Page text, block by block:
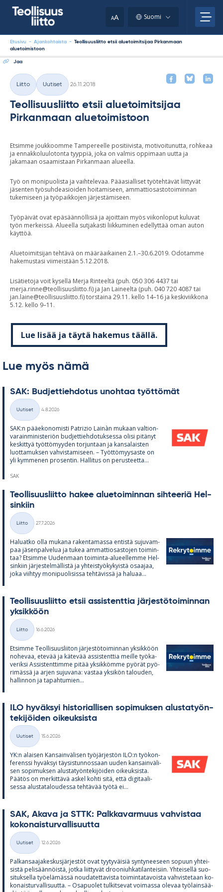
AA Suomi
Etusivu - Ajankohtaista - Teollisuusliitto etsii aluetoimitsijaa Pirkanmaan
aluetoimistoon
Jaa
Kategoriat
Liitto Uutiset
26.11.2018
Teollisuusliitto etsii aluetoimitsijaa
Pirkanmaan aluetoimistoon
Etsimme joukkoomme Tampereelle positiivista, motivoitunutta, rohkeaa
ja ennakkoluulotonta tyyppiä, joka on valmis oppimaan uutta ja
jakamaan osaamistaan Pirkanmaan alueella.
Työ on monipuolista ja vaihtelevaa. Pääasialliset työtehtävät liittyvät
jäsenten työsuhdeasioiden hoitamiseen, ammattiosastotoiminnan
tukemiseen ja työpaikkojen järjestämiseen.
Työpäivät ovat epäsäännöllisiä ja ajoittain myös viikonloput kuluvat
työn merkeissä. Alueella sutjakasti liikkuminen edellyttää oman auton
käyttöä.
Aluetoimitsijan tehtävä on määräaikainen 2.1.–30.6.2019. Odotamme
hakemustasi viimeistään 5.12.2018.
Lisätietoja voit kysellä Merja Rinteeltä (puh. 050 306 4437 tai
merja.rinne@teollisuusliitto.fi) ja Jan Laineelta (puh. 040 720 4087 tai
jan.laine@teollisuusliitto.fi) torstaina 29.11. kello 14–16 ja keskiviikkona
5.12. kello 9–11.
Lue lisää ja täytä hakemus täällä.
Lue myös nämä
SAK: Bud­jet­tieh­do­tus unoh­taa työt­tö­mät
Kategoriat
Uutiset
4.8.2026
SAK:n pää­e­ko­no­misti Pat­rizio Lainàn mu­kaan val­tion­
va­rain­mi­nis­te­riön bud­jet­tieh­do­tuk­sessa olisi pi­tä­nyt
kes­kit­tyä työt­tö­myy­den tor­jun­taan ja kan­sa­lais­ten
luot­ta­muk­sen vah­vis­ta­mi­seen. – Työt­tö­myy­saste on
yli kym­me­nen pro­sen­tin. Hal­li­tus on pe­rus­teetta...
SAK
Teol­li­suus­liitto ha­kee alue­toi­min­nan sih­tee­riä Hel­
sin­kiin
Kategoriat
Liitto
27.7.2026
Ha­luatko olla mu­kana ra­ken­ta­massa en­tistä su­ju­vam­
paa jä­sen­pal­ve­lua ja tu­kea am­mat­tio­sas­to­jen toi­min­
taa? Et­simme Uu­den­maan toi­minta-alu­eel­lemme Hel­
sin­kiin jär­jes­tel­mäl­listä ja yh­teis­työ­ky­kyistä osaa­jaa,
joka viih­tyy mo­ni­puo­li­sissa teh­tä­vissä ja ha­luaa...
Teol­li­suus­liitto et­sii as­sis­tent­tia jär­jes­tö­toi­min­nan
yk­sik­köön
Kategoriat
Liitto
16.6.2026
Et­simme Teol­li­suus­lii­ton jär­jes­tö­toi­min­nan yk­sik­köön
no­he­vaa, ete­vää ja kä­te­vää as­sis­tent­tia meille työ­ka­
ve­riksi As­sis­tent­timme pi­tää yk­sik­kömme pyö­rät pyö­
ri­mässä ja ar­jen su­ju­vana: vas­taa yk­si­kön ta­lou­den,
hal­lin­non ja ta­pah­tu­mien...
ILO hy­väk­syi his­to­rial­li­sen so­pi­muk­sen alus­ta­työn­
te­ki­jöi­den oi­keuk­sista
Kategoriat
Uutiset
15.6.2026
YK:n alai­sen Kan­sain­vä­li­sen työ­jär­jes­tön ILO:n työ­kon­
fe­renssi hy­väk­syi täy­sis­tun­nos­saan uu­den kan­sain­vä­li­
sen so­pi­muk­sen alus­ta­työn­te­ki­jöi­den oi­keuk­sista.
Pää­tös on mer­kit­tävä as­kel kohti sitä, että di­gi­taa­li­
sessa alus­ta­ta­lou­dessa teh­tä­vää työtä ei...
SAK, Akava ja STTK: Palk­ka­var­muus vah­vis­taa
ko­ko­nais­tur­val­li­suutta
Kategoriat
Uutiset
12.6.2026
Pal­kan­saa­ja­kes­kus­jär­jes­töt ovat tyy­ty­väi­siä syn­ty­nee­seen so­puun yh­tei­
sistä pe­li­sään­nöistä, jotka liit­ty­vät droo­niuh­ka­ti­lan­tei­siin. Yh­tei­sellä suo­
si­tuk­sella työ­elä­mässä nou­da­tet­ta­vista toi­min­ta­ta­voista vah­vis­te­taan ko­
ko­nais­tur­val­li­suutta. – Os­a­puo­let tul­kit­se­vat voi­massa ole­vaa työ­lain­sää­
clipboard.)